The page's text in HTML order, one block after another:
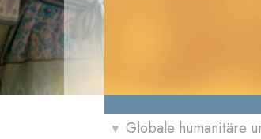
▼ Globale humanitäre